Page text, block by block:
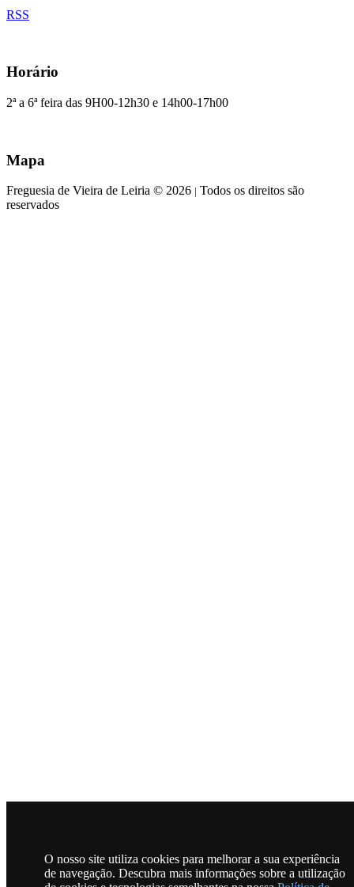
O nosso site utiliza cookies para melhorar a sua experiência
de navegação. Descubra mais informações sobre a utilização
RSS
Horário
2ª a 6ª feira das 9H00-12h30 e 14h00-17h00
Mapa
Freguesia de Vieira de Leiria © 2026 | Todos os direitos são
reservados